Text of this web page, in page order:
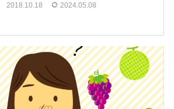
2018.10.18 2024.05.08